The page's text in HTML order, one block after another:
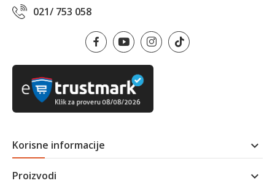
021/ 753 058
Korisne informacije 
Proizvodi 